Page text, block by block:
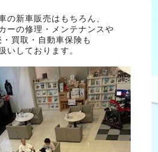
の新車販売はもちろん、
ーの修理・メンテナンスや
買取・自動車保険も
いしております。